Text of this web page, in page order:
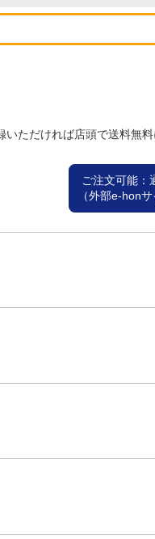
ただければ店頭で送料無料
ご注文可能：
（外部e-hon